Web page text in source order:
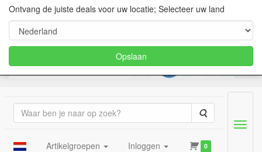
Zoeken
Artikelgroepen Inloggen 0
Menu
Ontvang de juiste deals voor uw locatie; Selecteer uw land
Opslaan